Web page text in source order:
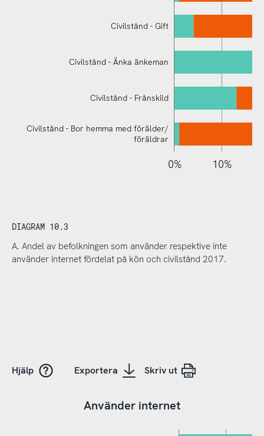
Civilstånd - Gift
Civilstånd - Änka änkeman
Civilstånd - Frånskild
Civilstånd - Bor hemma med förälder/
föräldrar
110% 10%
0%
-10%
-20%
DIAGRAM 10.3
A. Andel av befolkningen som använder respektive inte
använder internet fördelat på kön och civilstånd 2017.
Hjälp Exportera Skriv ut
Använder internet